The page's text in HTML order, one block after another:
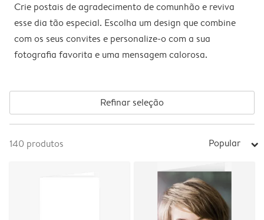
Crie postais de agradecimento de comunhão e reviva
esse dia tão especial. Escolha um design que combine
com os seus convites e personalize-o com a sua
fotografia favorita e uma mensagem calorosa.
Refinar seleção
140 produtos Popular arrow_right